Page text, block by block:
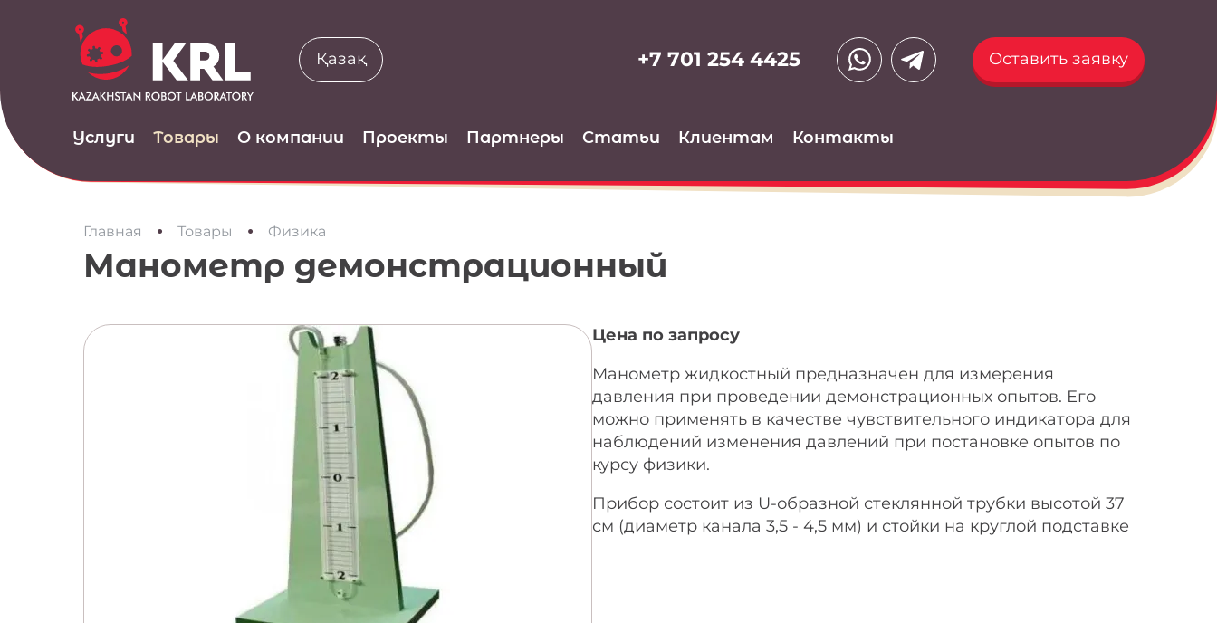
Қазақ +7 701 254 4425 Оставить заявку
Услуги Товары О компании Проекты Партнеры Статьи Клиентам Контакты
Главная • Товары • Физика
Манометр демонстрационный
Цена по запросу
Манометр жидкостный предназначен для измерения
давления при проведении демонстрационных опытов. Его
можно применять в качестве чувствительного индикатора для
наблюдений изменения давлений при постановке опытов по
курсу физики.
Прибор состоит из U-образной стеклянной трубки высотой 37
см (диаметр канала 3,5 - 4,5 мм) и стойки на круглой подставке